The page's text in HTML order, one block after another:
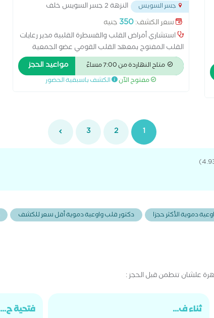
جسر السويس
النزهة 2 جسر السويس خلف
بافاريا تقاطع شارع الخمسين... سعر الكشف:350 جنيه
استشاري أمراض القلب والقسطرة القلبية مدير رعايات
القلب المفتوح بمعهد القلب القومي عضو الجمعية
الاوروبية لأمراض القلب عضو الجمعية المصرية لامراض
القلب د. دكتوراة القصر العيني التشخيص باسنخدام رسم
القلب الكهربائي والموجات الصوتية على القلب (ايكو)
متاح النهاردة من 7:00 مساءً مواعيد الحجز
مفتوح الآن الكشف باسبقية الحضور
1
2
3
دموية الأكثر حجزا دكتور قلب واوعية دموية أقل سعر للكشف
علشان تتطمن قبل الحجز :
ثناء ف... فتحية ح...